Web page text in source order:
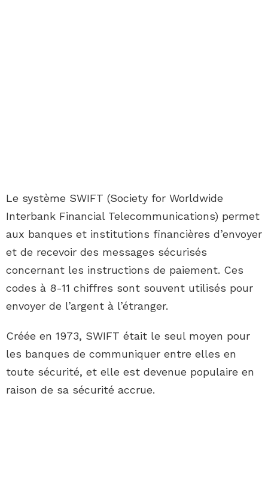
Le système SWIFT (Society for Worldwide
Interbank Financial Telecommunications) permet
aux banques et institutions financières d’envoyer
et de recevoir des messages sécurisés
concernant les instructions de paiement. Ces
codes à 8-11 chiffres sont souvent utilisés pour
envoyer de l’argent à l’étranger.
Créée en 1973, SWIFT était le seul moyen pour
les banques de communiquer entre elles en
toute sécurité, et elle est devenue populaire en
raison de sa sécurité accrue.